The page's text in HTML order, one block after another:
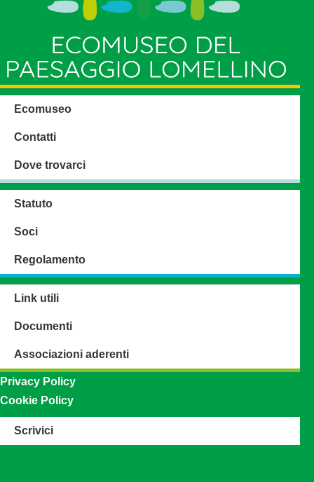
Ecomuseo
Contatti
Dove trovarci
Statuto
Soci
Regolamento
Link utili
Documenti
Associazioni aderenti
Privacy Policy
Cookie Policy
Scrivici